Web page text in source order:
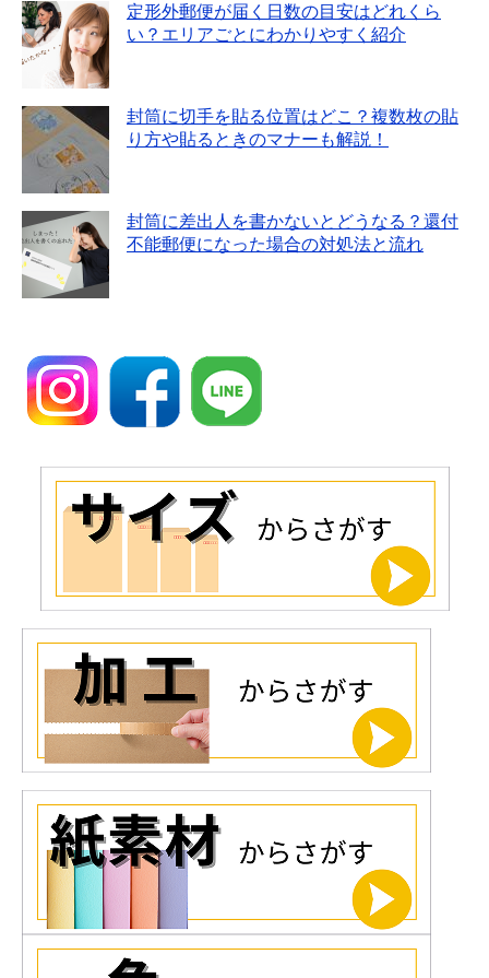
定形外郵便が届く日数の目安はどれくら
い？エリアごとにわかりやすく紹介
封筒に切手を貼る位置はどこ？複数枚の貼
り方や貼るときのマナーも解説！
封筒に差出人を書かないとどうなる？還付
不能郵便になった場合の対処法と流れ